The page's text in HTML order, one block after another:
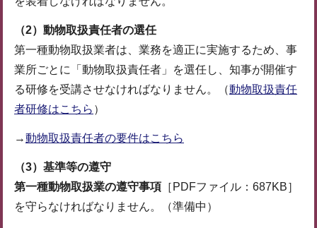
（2）動物取扱責任者の選任
第一種動物取扱業者は、業務を適正に実施するため、事
業所ごとに「動物取扱責任者」を選任し、知事が開催す
る研修を受講させなければなりません。（動物取扱責任
者研修はこちら ）
→動物取扱責任者の要件はこちら
（3）基準等の遵守
第一種動物取扱業の遵守事項 ［PDFファイル：687KB］
を守らなければなりません。（準備中）